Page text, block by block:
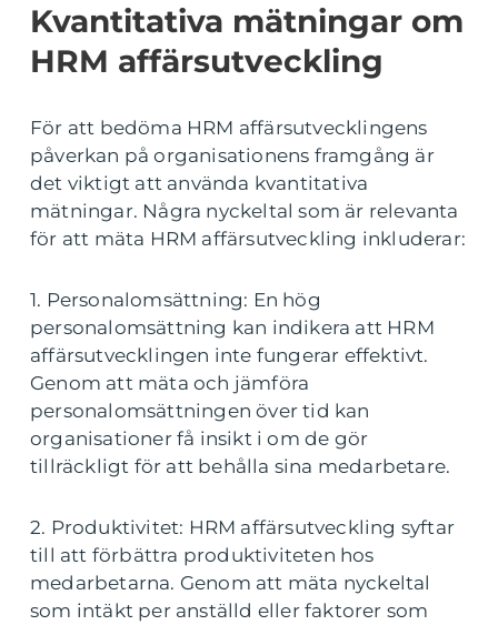
Kvantitativa mätningar om
HRM affärsutveckling
För att bedöma HRM affärsutvecklingens
påverkan på organisationens framgång är
det viktigt att använda kvantitativa
mätningar. Några nyckeltal som är relevanta
för att mäta HRM affärsutveckling inkluderar:
1. Personalomsättning: En hög
personalomsättning kan indikera att HRM
affärsutvecklingen inte fungerar effektivt.
Genom att mäta och jämföra
personalomsättningen över tid kan
organisationer få insikt i om de gör
tillräckligt för att behålla sina medarbetare.
2. Produktivitet: HRM affärsutveckling syftar
till att förbättra produktiviteten hos
medarbetarna. Genom att mäta nyckeltal
som intäkt per anställd eller faktorer som